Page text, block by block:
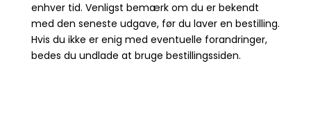
enhver tid. Venligst bemærk om du er bekendt
med den seneste udgave, før du laver en bestilling.
Hvis du ikke er enig med eventuelle forandringer,
bedes du undlade at bruge bestillingssiden.